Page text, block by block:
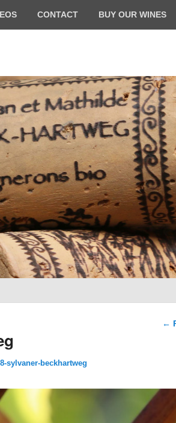
CONTACT BUY OUR WINES
←
sylvaner-beckhartweg